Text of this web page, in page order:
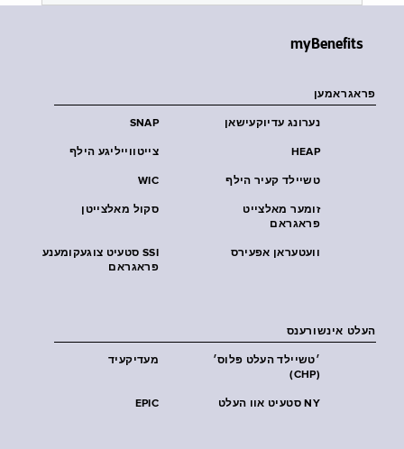
myBenefits
פראגראמען
SNAP נערונג עדיוקעישאן
צייטווייליגע הילף HEAP
WIC טשיילד קעיר הילף
סקול מאלצייטן
זומער מאלצייט
פראגראם
SSI סטעיט צוגעקומענע
פראגראם
וועטעראן אפעירס
העלט אינשורענס
מעדיקעיד
׳טשיילד העלט פּלוס׳
(CHP)
EPIC NY סטעיט אוו העלט